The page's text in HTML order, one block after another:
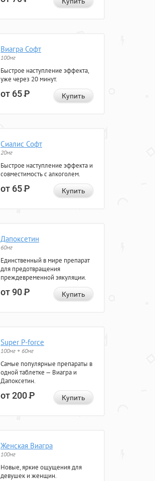
Виагра Софт
100мг
Быстрое наступление эффекта,
уже через 20 минут.
от 65Р Купить
Сиалис Софт
20мг
Быстрое наступление эффекта и
совместимость с алкоголем.
от 65Р Купить
Дапоксетин
60мг
Единственный в мире препарат
для предотвращения
преждевременной эякуляции.
от 90Р Купить
Super P-force
100мг + 60мг
Самые популярные препараты в
одной таблетке — Виагра и
Дапоксетин.
от 200Р Купить
Женская Виагра
100мг
Новые, яркие ощущения для
девушек и женщин.